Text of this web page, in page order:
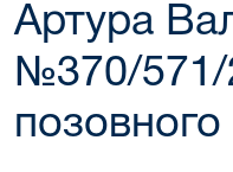
Артура
№370/571/